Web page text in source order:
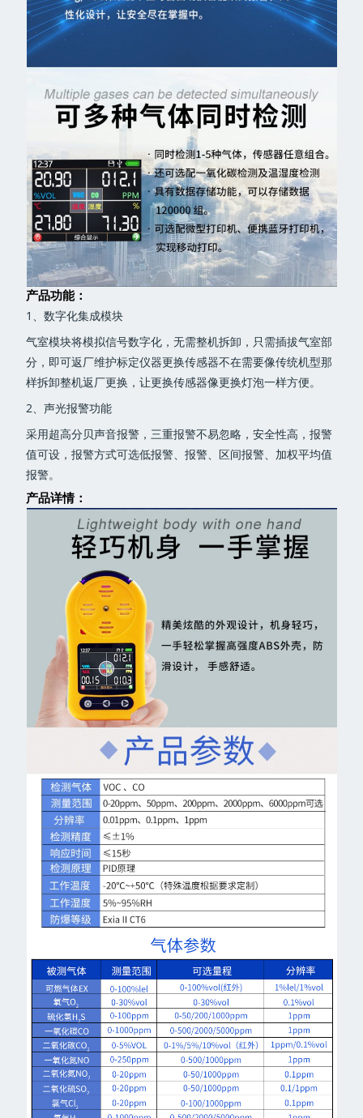
产品功能：
1、数字化集成模块
气室模块将模拟信号数字化，无需整机拆卸，只需插拔气室部
分，即可返厂维护标定仪器更换传感器不在需要像传统机型那
样拆卸整机返厂更换，让更换传感器像更换灯泡一样方便。
2、声光报警功能
采用超高分贝声音报警，三重报警不易忽略，安全性高，报警
值可设，报警方式可选低报警、报警、区间报警、加权平均值
报警。
产品详情：